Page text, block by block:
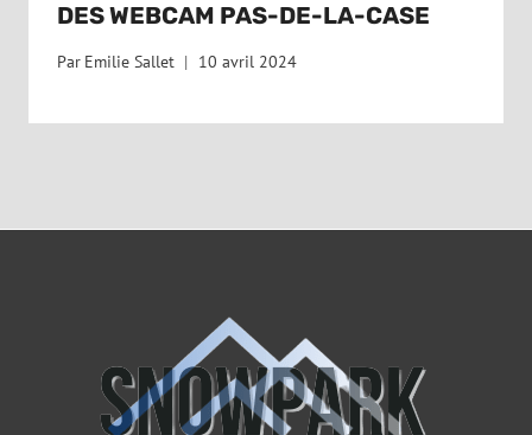
DES WEBCAM PAS-DE-LA-CASE
Par Emilie Sallet 10 avril 2024